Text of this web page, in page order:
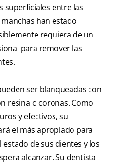
superficiales entre las
han estado
requiera de un
para remover las
ser blanqueadas con
resina o coronas. Como
y efectivos, su
el más apropiado para
de sus dientes y los
alcanzar. Su dentista